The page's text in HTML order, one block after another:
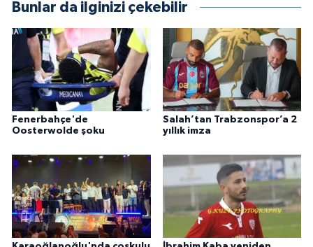
Bunlar da ilginizi çekebilir
Fenerbahçe'de
Oosterwolde şoku
Salah’tan Trabzonspor’a 2
yıllık imza